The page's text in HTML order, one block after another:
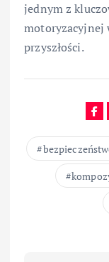
jednym z
motoryzacyjnej
przyszłości.